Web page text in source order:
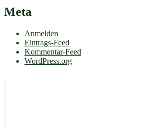
Meta
Anmelden
Eintrags-Feed
Kommentar-Feed
WordPress.org